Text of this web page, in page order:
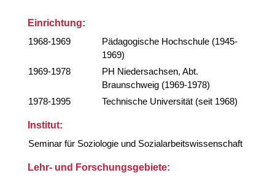
Einrichtung:
1968-1969
Pädagogische Hochschule (1945-
1969)
1969-1978
PH Niedersachsen, Abt.
Braunschweig (1969-1978)
1978-1995
Technische Universität (seit 1968)
Institut:
Seminar für Soziologie und Sozialarbeitswissenschaft
Lehr- und Forschungsgebiete: